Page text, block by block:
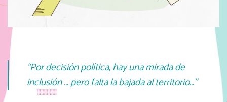
“Por decisión política, hay una mirada de
inclusión … pero falta la bajada al territorio…”